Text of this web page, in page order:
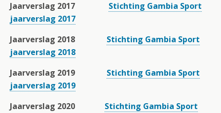
Jaarverslag 2017 Stichting Gambia Sport
jaarverslag 2017
Jaarverslag 2018 Stichting Gambia Sport
jaarverslag 2018
Jaarverslag 2019 Stichting Gambia Sport
jaarverslag 2019
Jaarverslag 2020 Stichting Gambia Sport